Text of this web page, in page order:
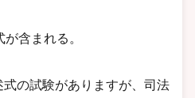
含まれる。
の試験がありますが、司法